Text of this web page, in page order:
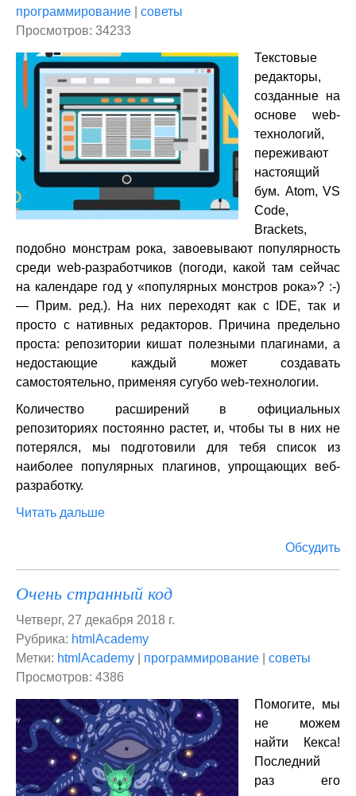
программирование
советы
Просмотров: 34233
Текстовые
редакторы,
созданные на
основе web-
технологий,
переживают
настоящий
бум. Atom, VS
Code,
Brackets,
подобно монстрам рока, завоевывают популярность
среди web-разработчиков (погоди, какой там сейчас
на календаре год у «популярных монстров рока»? :-)
— Прим. ред.). На них переходят как с IDE, так и
просто с нативных редакторов. Причина предельно
проста: репозитории кишат полезными плагинами, а
недостающие каждый может создавать
самостоятельно, применяя сугубо web-технологии.
Количество расширений в официальных
репозиториях постоянно растет, и, чтобы ты в них не
потерялся, мы подготовили для тебя список из
наиболее популярных плагинов, упрощающих веб-
разработку.
Читать дальше
Обсудить
Очень странный код
Четверг, 27 декабря 2018 г.
Рубрика: htmlAcademy
Метки: htmlAcademy программирование
советы
Просмотров: 4386
Помогите, мы
не можем
найти Кекса!
Последний
раз его